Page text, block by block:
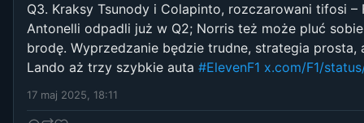
Q3. Kraksy Tsunody i Colapinto, rozczarowani tifosi –
Antonelli odpadli już w Q2; Norris też może pluć
brodę. Wyprzedzanie będzie trudne, strategia prosta,
Lando aż trzy szybkie auta #ElevenF1 x.com/F1/
17 maj 2025, 18:11